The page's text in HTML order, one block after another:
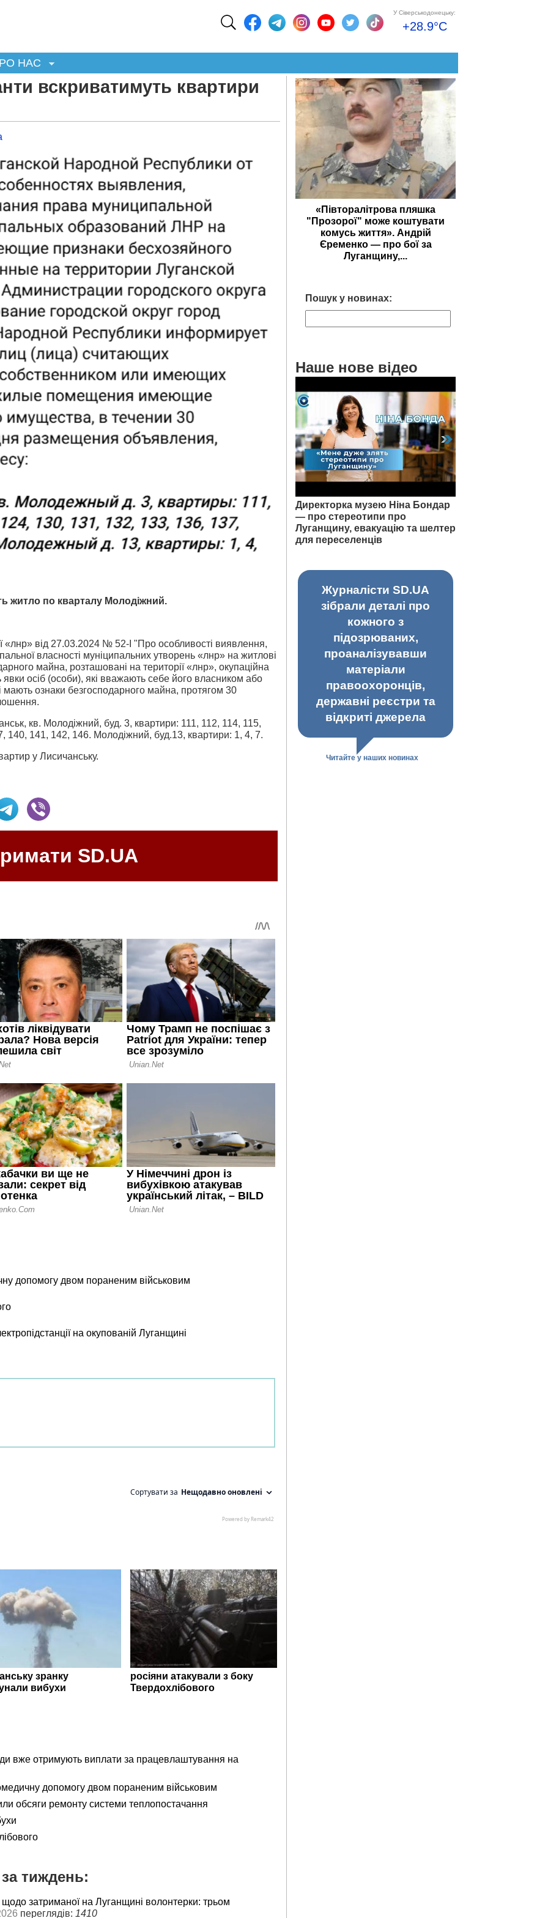
У Сіверськодонецьку:
+28.9°C
НАС
вскриватимуть квартири
житло по кварталу Молодіжний.
«лнр» від 27.03.2024 № 52-I "Про особливості виявлення,
власності муніципальних утворень «лнр» на житлові
майна, розташовані на території «лнр», окупаційна
явки осіб (особи), які вважають себе його власником або
ознаки безгосподарного майна, протягом 30
кв. Молодіжний, буд. 3, квартири: 111, 112, 114, 115,
140, 141, 142, 146. Молодіжний, буд.13, квартири: 1, 4, 7.
у Лисичанську.
SD.UA
допомогу двом пораненим військовим
на окупованій Луганщині
зранку
вибухи
росіяни атакували з боку
Твердохлібового
вже отримують виплати за працевлаштування на
допомогу двом пораненим військовим
обсяги ремонту системи теплопостачання
тиждень:
затриманої на Луганщині волонтерки: трьом
переглядів: 1410
«Півторалітрова пляшка
"Прозорої" може коштувати
комусь життя». Андрій
Єременко — про бої за
Луганщину,...
Пошук у новинах:
Наше нове відео
Директорка музею Ніна Бондар
— про стереотипи про
Луганщину, евакуацію та шелтер
для переселенців
Журналісти SD.UA
зібрали деталі про
кожного з
підозрюваних,
проаналізувавши
матеріали
правоохоронців,
державні реєстри та
відкриті джерела
Читайте у наших новинах